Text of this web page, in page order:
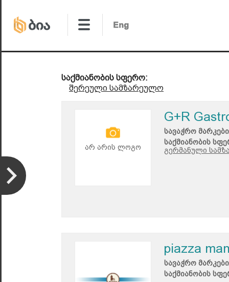
საქმიანობის სფერო:
შერეული სამზარეულო
არ არის ლოგო
G+R
სავაჭრო
საქმიანობის
გერმანული
piazza
სავაჭრო
საქმიანობის